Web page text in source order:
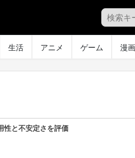
生活 アニメ ゲーム 漫画
性と不安定さを評価